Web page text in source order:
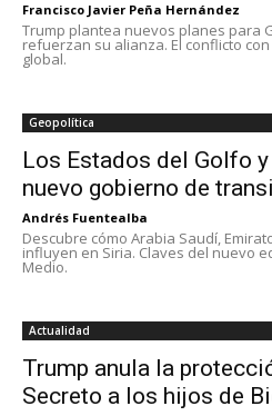
Francisco Javier Peña Hernández
Trump plantea nuevos planes para
refuerzan su alianza. El conflicto
global.
Geopolítica
Los Estados del Golfo
nuevo gobierno de
Andrés Fuentealba
Descubre cómo Arabia Saudí,
influyen en Siria. Claves del nuevo
Medio.
Actualidad
Trump anula la
Secreto a los hijos de